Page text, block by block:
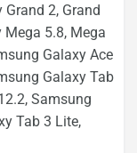
2, Grand
Mega 5.8, Mega
Galaxy Ace
Galaxy Tab
Samsung
Tab 3 Lite,